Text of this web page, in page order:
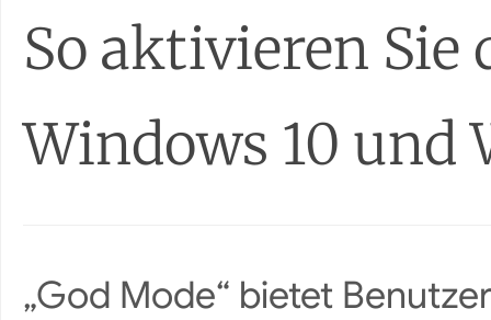
So aktivieren
Windows 10 und
„God Mode“ bietet